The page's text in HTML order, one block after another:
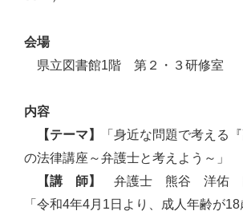
会場
県立図書館1階 第２・３研修室
内容
【テーマ】
「身近な問題で考える
の法律講座～弁護士と考えよう～」
【講 師】
弁護士 熊谷 洋佑
「令和4年4月1日より、成人年齢が